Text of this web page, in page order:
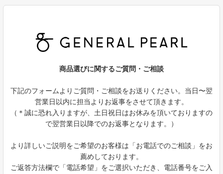
商品選びに関するご質問・ご相談
下記のフォームよりご質問・ご相談をお送りください。当日〜翌
営業日以内に担当よりお返事をさせて頂きます。
（＊誠に恐れ入りますが、土日祝日はお休みを頂いておりますの
で翌営業日以降でのお返事となります。）
より詳しいご説明をご希望のお客様は「お電話でのご相談」をお
薦めしております。
ご返答方法欄で「電話希望」をご選択いただき、電話番号をご入